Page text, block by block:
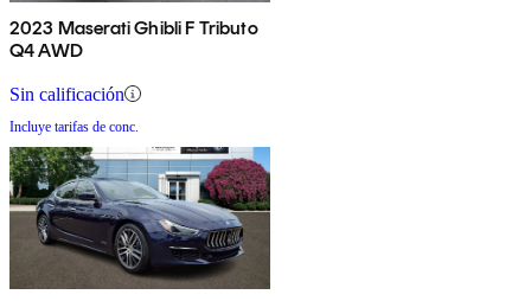
2023 Maserati Ghibli F Tributo
Q4 AWD
Sin calificación
Incluye tarifas de conc.